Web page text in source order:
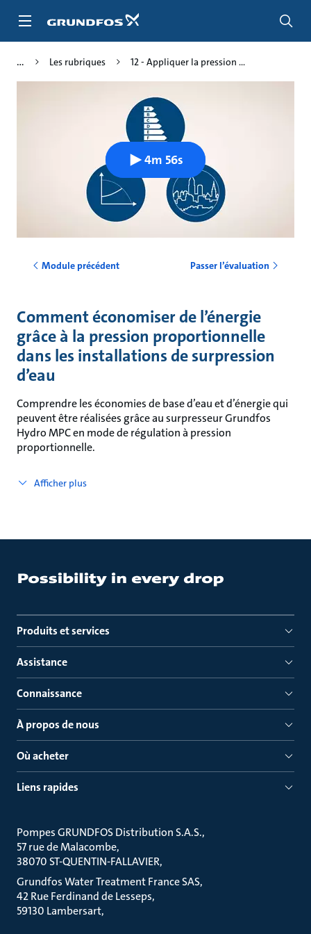
Les rubriques 12 - Appliquer la pression ...
4m 56s
Module précédent Passer l’évaluation
Comment économiser de l’énergie
grâce à la pression proportionnelle
dans les installations de surpression
d’eau
Comprendre les économies de base d’eau et d’énergie qui
peuvent être réalisées grâce au surpresseur Grundfos
Hydro MPC en mode de régulation à pression
proportionnelle.
Afficher plus
Produits et services
Assistance
Connaissance
À propos de nous
Où acheter
Liens rapides
Pompes GRUNDFOS Distribution S.A.S.
57 rue de Malacombe
38070 ST-QUENTIN-FALLAVIER
Grundfos Water Treatment France SAS
42 Rue Ferdinand de Lesseps
59130 Lambersart